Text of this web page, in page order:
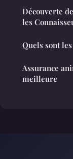
Découverte
les
Quels sont
Assurance
meilleure